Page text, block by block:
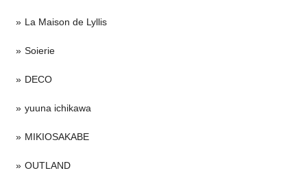
La Maison de Lyllis
Soierie
DECO
yuuna ichikawa
MIKIOSAKABE
OUTLAND